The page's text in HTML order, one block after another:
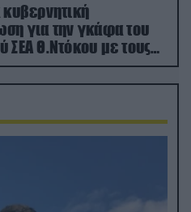
για την γκάφα του
ΣΕΑ Θ.Ντόκου με τους